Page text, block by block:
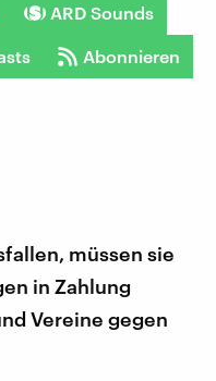
ARD Sounds
Abonnieren
müssen sie
in Zahlung
Vereine gegen